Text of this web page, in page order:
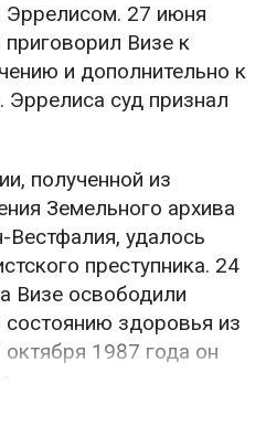
27 июня
Визе к
и дополнительно к
суд признал
полученной из
Земельного архива
удалось
преступника. 24
Визе освободили
здоровья из
1987 года он
Николая Лазарева!